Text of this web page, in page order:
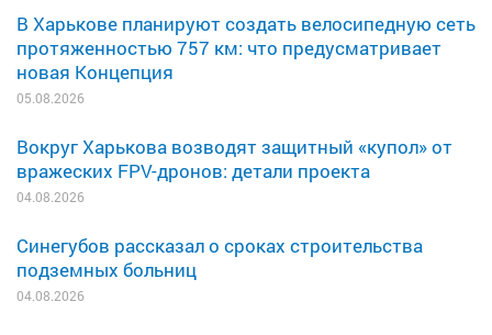
В Харькове планируют создать велосипедную сеть
протяженностью 757 км: что предусматривает
новая Концепция
05.08.2026
Вокруг Харькова возводят защитный «купол» от
вражеских FPV-дронов: детали проекта
04.08.2026
Синегубов рассказал о сроках строительства
подземных больниц
04.08.2026